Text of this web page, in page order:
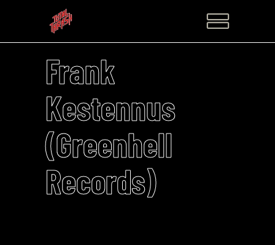
Frank
Kestennus
(Greenhell
Records)